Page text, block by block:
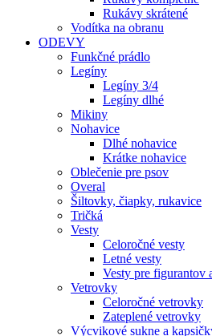
Rukávy skrátené
Vodítka na obranu
ODEVY
Funkčné prádlo
Legíny
Legíny 3/4
Legíny dlhé
Mikiny
Nohavice
Dlhé nohavice
Krátke nohavice
Oblečenie pre psov
Overal
Šiltovky, čiapky, rukavice
Tričká
Vesty
Celoročné vesty
Letné vesty
Vesty pre figurantov
Vetrovky
Celoročné vetrovky
Zateplené vetrovky
Výcvikové sukne a